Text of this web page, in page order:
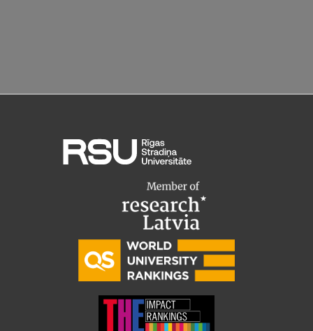
Pētniecības projekti
Vertikāli integrētie projekti
Zinātniskās konferences
Inovāciju centrs
Starptautiskā sadarbība